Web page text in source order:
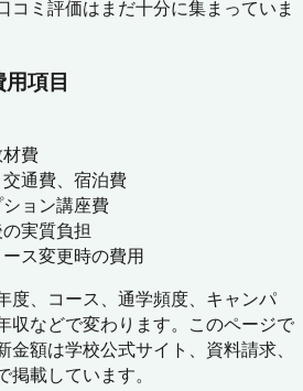
コミ評価はまだ十分に集まっていま
項目
費
通費、宿泊費
ョン講座費
実質負担
ス変更時の費用
度、コース、通学頻度、キャンパ
収などで変わります。このページで
額は学校公式サイト、資料請求、
載しています。